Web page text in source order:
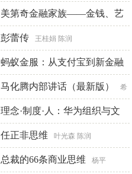
工作法 里德·哈斯廷斯 艾琳·迈耶
美第奇金融家族——金钱、艺
术与权力 [英]蒂姆·帕克斯
彭蕾传 王桂娟 陈润
蚂蚁金服：从支付宝到新金融
生态圈 廉薇 边慧 苏向辉 曹鹏程
马化腾内部讲话（最新版） 希
文
理念·制度·人：华为组织与文
化的底层逻辑 田涛
任正非思维 叶光森 陈润
总裁的66条商业思维 杨平